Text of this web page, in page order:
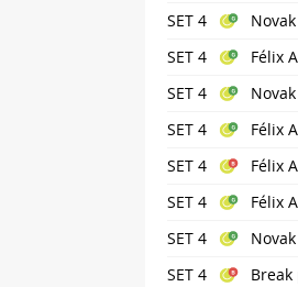
SET 4
SET 4
Félix
SET 4
SET 4
Félix
SET 4
Félix
SET 4
Félix
SET 4
SET 4